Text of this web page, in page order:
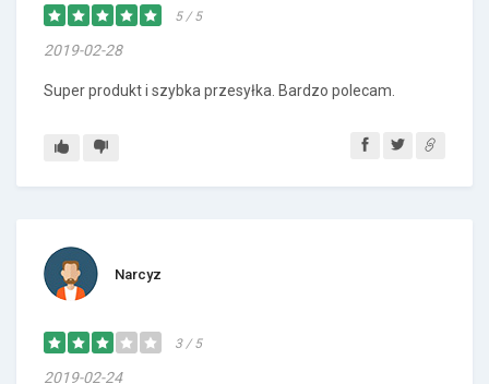
5 / 5
2019-02-28
Super produkt i szybka przesyłka. Bardzo polecam.
Narcyz
3 / 5
2019-02-24